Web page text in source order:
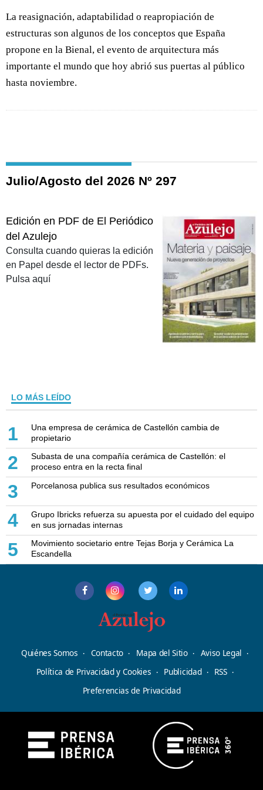
La reasignación, adaptabilidad o reapropiación de
estructuras son algunos de los conceptos que España
propone en la Bienal, el evento de arquitectura más
importante el mundo que hoy abrió sus puertas al público
hasta noviembre.
Julio/Agosto del 2026 Nº 297
Edición en PDF de El Periódico
del Azulejo
Consulta cuando quieras la edición
en Papel desde el lector de PDFs.
Pulsa aquí
LO MÁS LEÍDO
1
Una empresa de cerámica de Castellón cambia de
propietario
2
Subasta de una compañía cerámica de Castellón: el
proceso entra en la recta final
3 Porcelanosa publica sus resultados económicos
4
Grupo Ibricks refuerza su apuesta por el cuidado del equipo
en sus jornadas internas
5
Movimiento societario entre Tejas Borja y Cerámica La
Escandella
Quiénes Somos Contacto Mapa del Sitio
Aviso Legal
Política de Privacidad y Cookies
Publicidad
RSS
Preferencias de Privacidad